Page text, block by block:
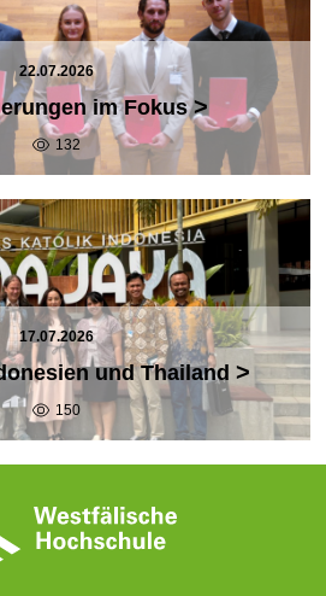
22.07.2026
im Fokus>
132
17.07.2026
und Thailand >
150